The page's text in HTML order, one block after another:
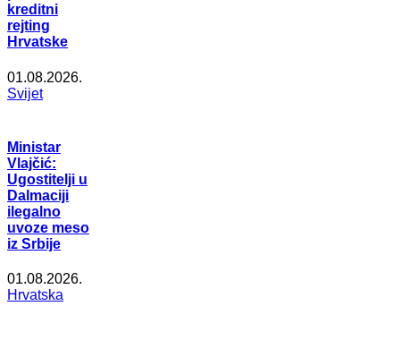
kreditni
rejting
Hrvatske
01.08.2026.
Svijet
Ministar
Vlajčić:
Ugostitelji u
Dalmaciji
ilegalno
uvoze meso
iz Srbije
01.08.2026.
Hrvatska